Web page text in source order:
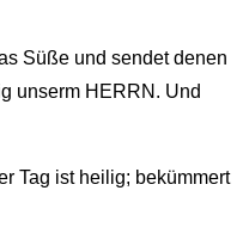
Süße und sendet denen
unserm HERRN. Und
Tag ist heilig; bekümmert